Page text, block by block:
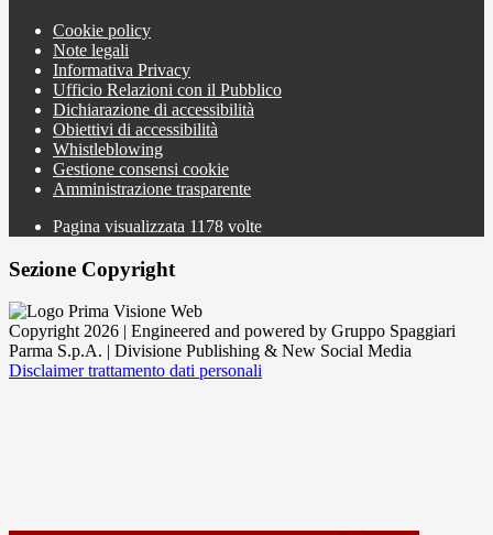
Cookie policy
Note legali
Informativa Privacy
Ufficio Relazioni con il Pubblico
Dichiarazione di accessibilità
Obiettivi di accessibilità
Whistleblowing
Gestione consensi cookie
Amministrazione trasparente
Pagina visualizzata 1178 volte
Sezione Copyright
Copyright 2026 | Engineered and powered by Gruppo Spaggiari
Parma S.p.A. | Divisione Publishing & New Social Media
Disclaimer trattamento dati personali